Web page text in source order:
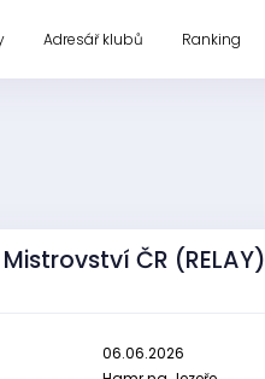
Adresář klubů Ranking
ČR (RELAY)
06.06.2026